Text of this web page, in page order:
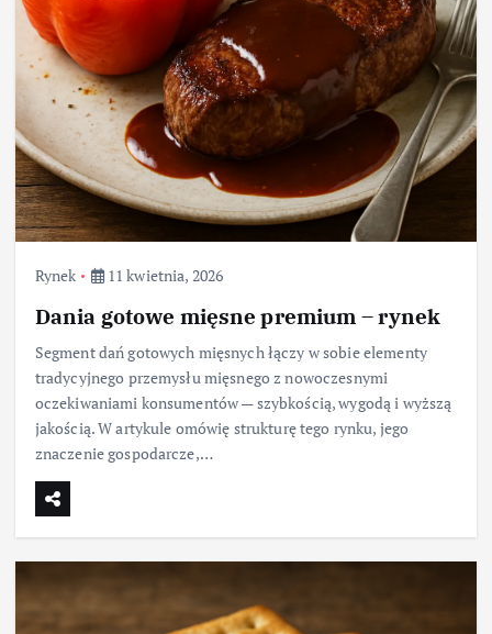
Rynek 11 kwietnia, 2026
Dania gotowe mięsne premium – rynek
Segment dań gotowych mięsnych łączy w sobie elementy
tradycyjnego przemysłu mięsnego z nowoczesnymi
oczekiwaniami konsumentów — szybkością, wygodą i wyższą
jakością. W artykule omówię strukturę tego rynku, jego
znaczenie gospodarcze,…